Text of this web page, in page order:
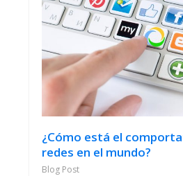
¿Cómo está el
redes en el mundo?
Blog Post